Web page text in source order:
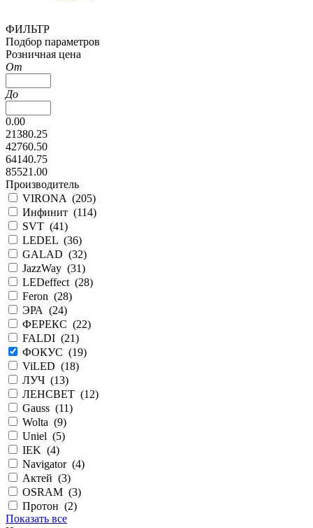
ФИЛЬТР
Подбор параметров
Розничная цена
От
До
0.00
21380.25
42760.50
64140.75
85521.00
Производитель
VIRONA (205)
Инфинит (114)
SVT (41)
LEDEL (36)
GALAD (32)
JazzWay (31)
LEDeffect (28)
Feron (28)
ЭРА (24)
ФЕРЕКС (22)
FALDI (21)
ФОКУС (19)
ViLED (18)
ЛУЧ (13)
ЛЕНСВЕТ (12)
Gauss (11)
Wolta (9)
Uniel (5)
IEK (4)
Navigator (4)
Актей (3)
OSRAM (3)
Протон (2)
Показать все